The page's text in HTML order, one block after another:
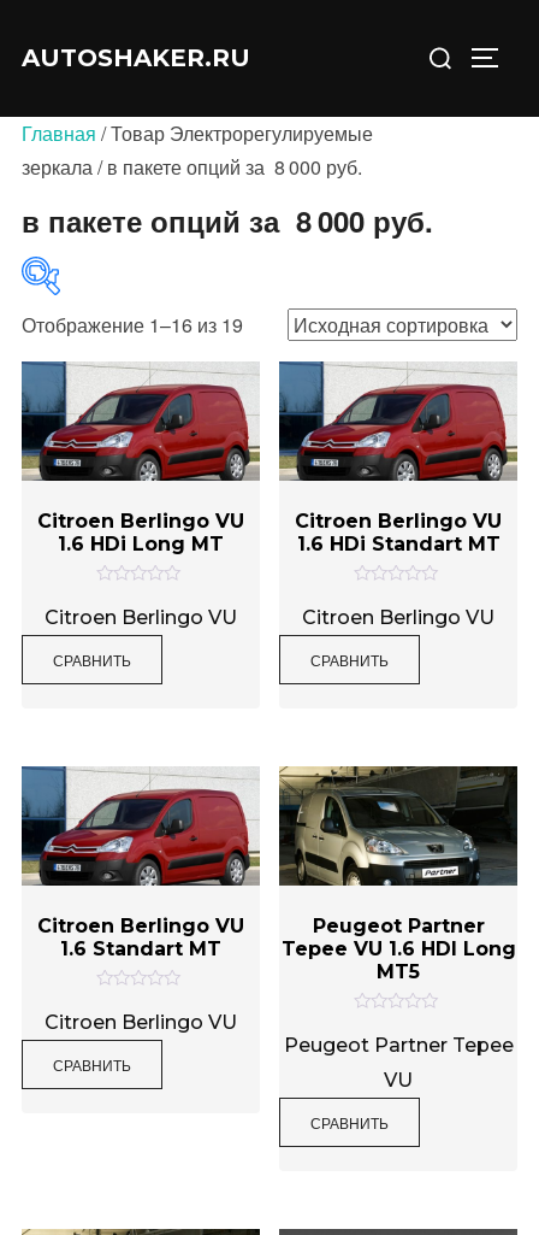
AUTOSHAKER.RU
Главная / Товар Электрорегулируемые
зеркала / в пакете опций за 8 000 руб.
в пакете опций за 8 000 руб.
В продаже
Метки товаров
Отображение 1–16 из 19
Citroen Berlingo VU
1.6 HDi Long MT
ц
е
к
Citroen Berlingo VU
СРАВНИТЬ
Citroen Berlingo VU
1.6 HDi Standart MT
ц
е
к
Citroen Berlingo VU
СРАВНИТЬ
Citroen Berlingo VU
1.6 Standart MT
ц
е
к
Citroen Berlingo VU
СРАВНИТЬ
Peugeot Partner
Tepee VU 1.6 HDI Long
MT5
ц
е
а
0
и
з
Peugeot Partner Tepee
VU
СРАВНИТЬ